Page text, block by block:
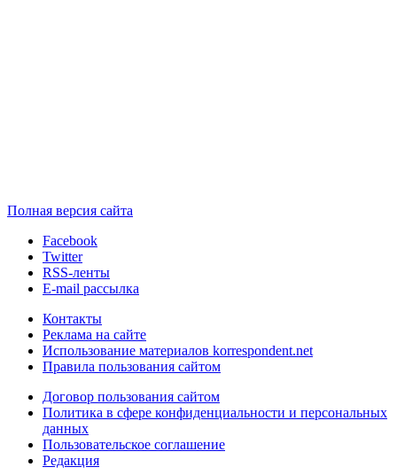
Полная версия сайта
Facebook
Twitter
RSS-ленты
E-mail рассылка
Контакты
Реклама на сайте
Использование материалов korrespondent.net
Правила пользования сайтом
Договор пользования сайтом
Политика в сфере конфиденциальности и персональных
данных
Пользовательское соглашение
Редакция